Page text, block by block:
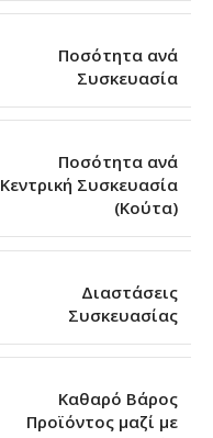
Ποσότητα ανά
Συσκευασία
Ποσότητα ανά
Κεντρική Συσκευασία
(Κούτα)
Διαστάσεις
Συσκευασίας
Καθαρό Βάρος
Προϊόντος μαζί με